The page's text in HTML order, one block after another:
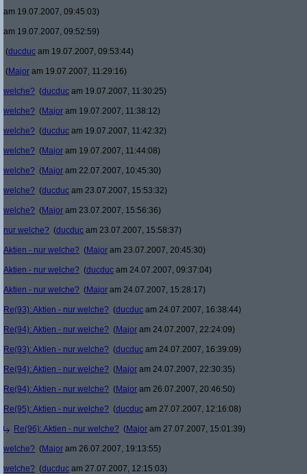
am 19.07.2007, 09:45:03)
am 19.07.2007, 09:52:59)
(ducduc am 19.07.2007, 09:53:44)
(Major am 19.07.2007, 11:29:16)
welche? (ducduc am 19.07.2007, 11:30:25)
welche? (Major am 19.07.2007, 11:38:12)
welche? (ducduc am 19.07.2007, 11:42:32)
welche? (Major am 19.07.2007, 11:44:08)
welche? (Major am 22.07.2007, 10:45:30)
welche? (ducduc am 23.07.2007, 15:53:32)
welche? (Major am 23.07.2007, 15:56:36)
nur welche? (ducduc am 23.07.2007, 15:58:37)
Aktien - nur welche? (Major am 23.07.2007, 20:45:30)
Aktien - nur welche? (ducduc am 24.07.2007, 09:37:04)
Aktien - nur welche? (Major am 24.07.2007, 15:28:17)
Re(93): Aktien - nur welche? (ducduc am 24.07.2007, 16:38:44)
Re(94): Aktien - nur welche? (Major am 24.07.2007, 22:24:09)
Re(93): Aktien - nur welche? (ducduc am 24.07.2007, 16:39:09)
Re(94): Aktien - nur welche? (Major am 24.07.2007, 22:30:35)
Re(94): Aktien - nur welche? (Major am 26.07.2007, 20:46:50)
Re(95): Aktien - nur welche? (ducduc am 27.07.2007, 12:16:08)
Re(96): Aktien - nur welche? (Major am 27.07.2007, 15:01:39)
welche? (Major am 26.07.2007, 19:13:55)
welche? (ducduc am 27.07.2007, 12:15:03)